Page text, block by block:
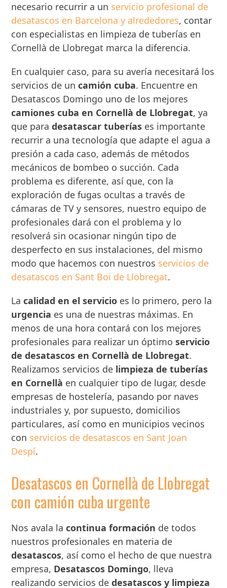
necesario recurrir a un servicio profesional de
desatascos en Barcelona y alrededores, contar
con especialistas en limpieza de tuberías en
Cornellà de Llobregat marca la diferencia.
En cualquier caso, para su avería necesitará los
servicios de uncamión cuba. Encuentre en
Desatascos Domingo uno de los mejores
camiones cuba en Cornellà de Llobregat, ya
que paradesatascar tuberías es importante
recurrir a una tecnología que adapte el agua a
presión a cada caso, además de métodos
mecánicos de bombeo o succión. Cada
problema es diferente, así que, con la
exploración de fugas ocultas a través de
cámaras de TV y sensores, nuestro equipo de
profesionales dará con el problema y lo
resolverá sin ocasionar ningún tipo de
desperfecto en sus instalaciones, del mismo
modo que hacemos con nuestros servicios de
desatascos en Sant Boi de Llobregat.
Lacalidad en el servicio es lo primero, pero la
urgencia es una de nuestras máximas. En
menos de una hora contará con los mejores
profesionales para realizar un óptimoservicio
de desatascos en Cornellà de Llobregat.
Realizamos servicios de limpieza de tuberías
en Cornellà en cualquier tipo de lugar, desde
empresas de hostelería, pasando por naves
industriales y, por supuesto, domicilios
particulares, así como en municipios vecinos
con servicios de desatascos en Sant Joan
Despí.
Desatascos en Cornellà de Llobregat
con camión cuba urgente
Nos avala lacontinua formación de todos
nuestros profesionales en materia de
desatascos, así como el hecho de que nuestra
empresa, Desatascos Domingo, lleva
realizando servicios dedesatascos y limpieza